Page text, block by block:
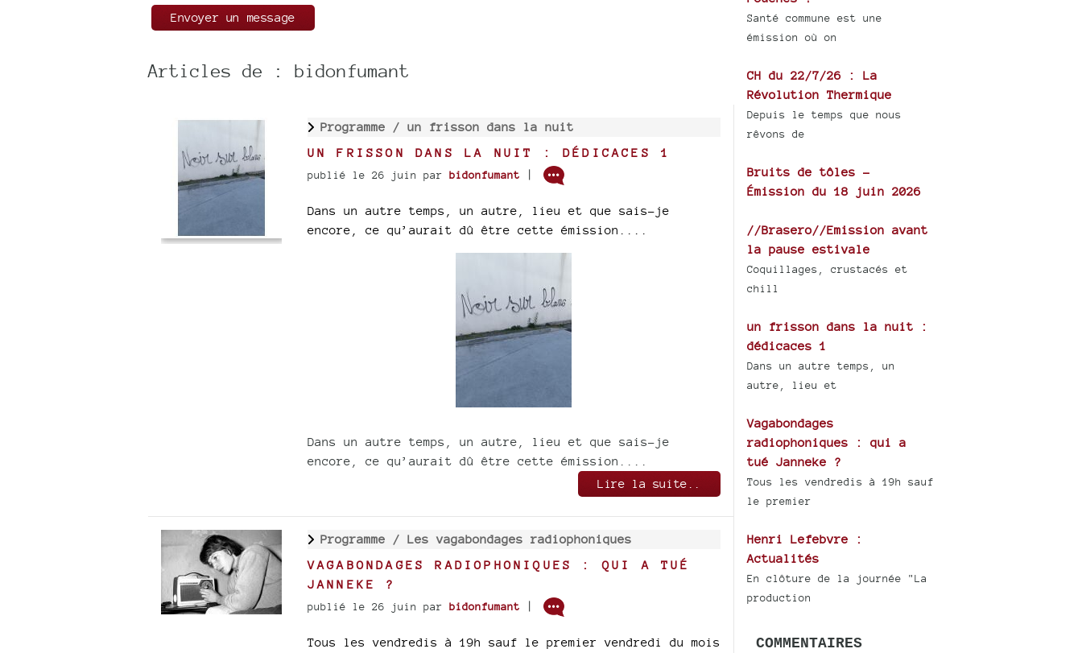
Articles de : bidonfumant
Programme / un frisson dans la nuit
UN FRISSON DANS LA NUIT : DÉDICACES 1
publié le 26 juin par bidonfumant |
Dans un autre temps, un autre, lieu et que sais-je
encore, ce qu’aurait dû être cette émission....
Dans un autre temps, un autre, lieu et que sais-je
encore, ce qu’aurait dû être cette émission....
Lire la suite..
Programme / Les vagabondages radiophoniques
VAGABONDAGES RADIOPHONIQUES : QUI A TUÉ
JANNEKE ?
publié le 26 juin par bidonfumant |
Tous les vendredis à 19h sauf le premier vendredi du mois
Santé commune est une
émission où on
CH du 22/7/26 : La
Révolution Thermique
Depuis le temps que nous
rêvons de
Bruits de tôles -
Émission du 18 juin 2026
//Brasero//Emission avant
la pause estivale
Coquillages, crustacés et
chill
un frisson dans la nuit :
dédicaces 1
Dans un autre temps, un
autre, lieu et
Vagabondages
radiophoniques : qui a
tué Janneke ?
Tous les vendredis à 19h sauf
le premier
Henri Lefebvre :
Actualités
En clôture de la journée "La
production
COMMENTAIRES